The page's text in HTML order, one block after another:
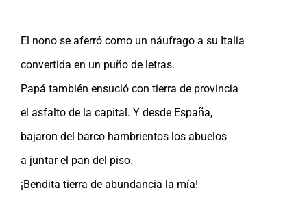
El nono se aferró como un náufrago a su Italia
convertida en un puño de letras.
Papá también ensució con tierra de provincia
el asfalto de la capital. Y desde España,
bajaron del barco hambrientos los abuelos
a juntar el pan del piso.
¡Bendita tierra de abundancia la mía!